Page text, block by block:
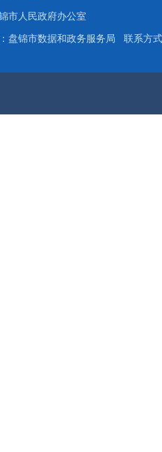
锦市人民政府办公室
盘锦市数据和政务服务局 联系方